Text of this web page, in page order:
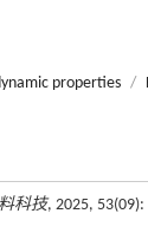
properties /
科技, 2025,